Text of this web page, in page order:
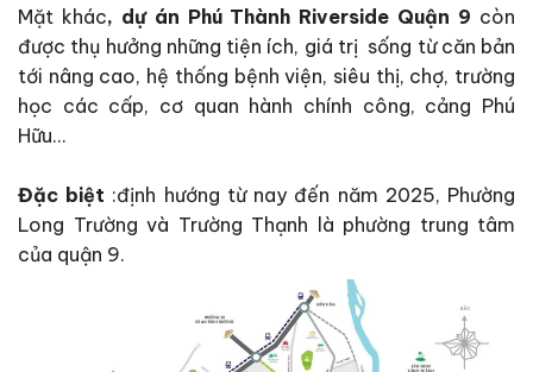
Mặt khác, dự án Phú Thành Riverside Quận 9 còn
được thụ hưởng những tiện ích, giá trị sống từ căn bản
tới nâng cao, hệ thống bệnh viện, siêu thị, chợ, trường
học các cấp, cơ quan hành chính công, cảng Phú
Hữu…
Đặc biệt :định hướng từ nay đến năm 2025, Phường
Long Trường và Trường Thạnh là phường trung tâm
của quận 9.